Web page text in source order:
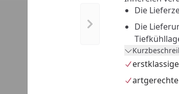
Nächstes Bild anzeigen
Die
Die
Versand
Die
artgerechte